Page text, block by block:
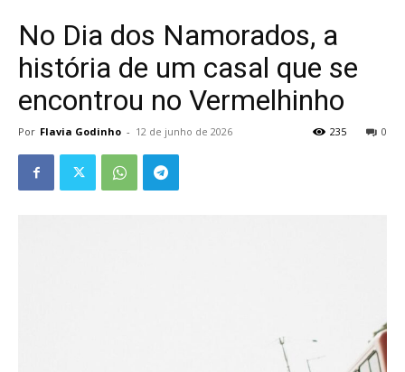
No Dia dos Namorados, a
história de um casal que se
encontrou no Vermelhinho
Por Flavia Godinho - 12 de junho de 2026 0
235